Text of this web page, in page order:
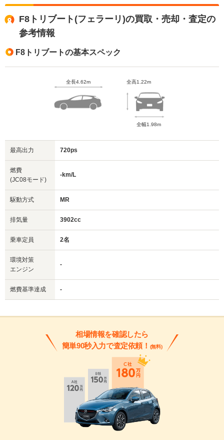
F8トリブート(フェラーリ)の買取・売却・査定の
参考情報
F8トリブートの基本スペック
全長4.62m 全高1.22m
全幅1.98m
最高出力 720ps
燃費
(JC08モード)
-km/L
駆動方式 MR
排気量 3902cc
乗車定員 2名
環境対策
エンジン
-
燃費基準達成 -
相場情報を確認したら
簡単90秒入力で査定依頼！ (無料)